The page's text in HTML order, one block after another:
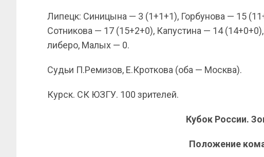
Липецк: Синицына — 3 (1+1+1), Горбунова — 15
Сотникова — 17 (15+2+0), Капустина — 14
либеро, Малых — 0.
Судьи П.Ремизов, Е.Кроткова (оба — Москва).
Курск. СК ЮЗГУ. 100 зрителей.
Кубок России.
Положение